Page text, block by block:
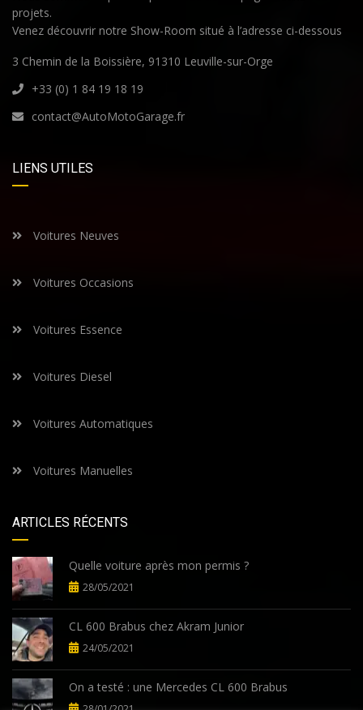
projets.
Venez découvrir notre Show-Room situé à l’adresse ci-dessous
3 Chemin de la Boissière, 91310 Leuville-sur-Orge
+33 (0) 1 84 19 18 19
contact@AutoMotoGarage.fr
LIENS UTILES
Voitures Neuves
Voitures Occasions
Voitures Essence
Voitures Diesel
Voitures Automatiques
Voitures Manuelles
ARTICLES RÉCENTS
Quelle voiture après mon permis ?
28/05/2021
CL 600 Brabus chez Akram Junior
24/05/2021
On a testé : une Mercedes CL 600 Brabus